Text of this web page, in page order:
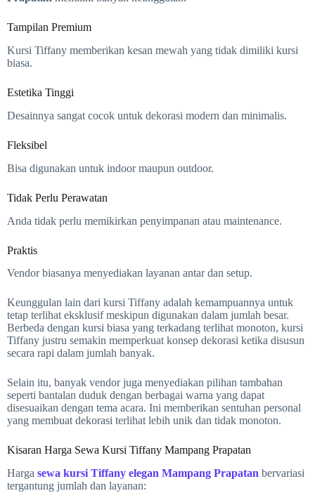
Tampilan Premium
Kursi Tiffany memberikan kesan mewah yang tidak dimiliki kursi
biasa.
Estetika Tinggi
Desainnya sangat cocok untuk dekorasi modern dan minimalis.
Fleksibel
Bisa digunakan untuk indoor maupun outdoor.
Tidak Perlu Perawatan
Anda tidak perlu memikirkan penyimpanan atau maintenance.
Praktis
Vendor biasanya menyediakan layanan antar dan setup.
Keunggulan lain dari kursi Tiffany adalah kemampuannya untuk
tetap terlihat eksklusif meskipun digunakan dalam jumlah besar.
Berbeda dengan kursi biasa yang terkadang terlihat monoton, kursi
Tiffany justru semakin memperkuat konsep dekorasi ketika disusun
secara rapi dalam jumlah banyak.
Selain itu, banyak vendor juga menyediakan pilihan tambahan
seperti bantalan duduk dengan berbagai warna yang dapat
disesuaikan dengan tema acara. Ini memberikan sentuhan personal
yang membuat dekorasi terlihat lebih unik dan tidak monoton.
Kisaran Harga Sewa Kursi Tiffany Mampang Prapatan
Harga sewa kursi Tiffany elegan Mampang Prapatan bervariasi
tergantung jumlah dan layanan: